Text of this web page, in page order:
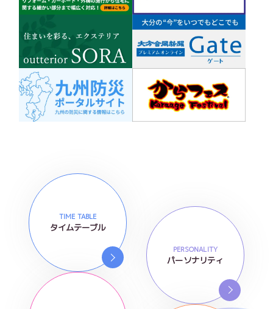
TIME TABLE
タイムテーブル
PERSONALITY
パーソナリティ